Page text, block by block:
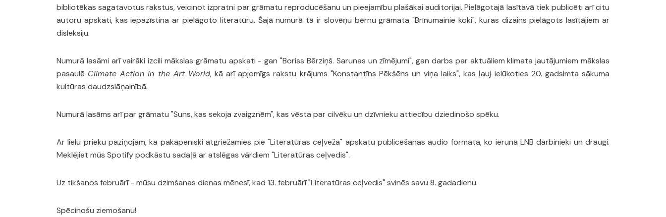
bibliotēkas sagatavotus rakstus, veicinot izpratni par grāmatu reproducēšanu un pieejamību plašākai auditorijai. Pielāgotajā lasītavā tiek publicēti arī citu
autoru apskati, kas iepazīstina ar pielāgoto literatūru. Šajā numurā tā ir slovēņu bērnu grāmata "Brīnumainie koki", kuras dizains pielāgots lasītājiem ar
disleksiju.
Numurā lasāmi arī vairāki izcili mākslas grāmatu apskati - gan "Boriss Bērziņš. Sarunas un zīmējumi", gan darbs par aktuāliem klimata jautājumiem mākslas
pasaulē Climate Action in the Art World, kā arī apjomīgs rakstu krājums "Konstantīns Pēkšēns un viņa laiks", kas ļauj ielūkoties 20. gadsimta sākuma
kultūras daudzslāņainībā.
Numurā lasāms arī par grāmatu "Suns, kas sekoja zvaigznēm", kas vēsta par cilvēku un dzīvnieku attiecību dziedinošo spēku.
Ar lielu prieku paziņojam, ka pakāpeniski atgriežamies pie "Literatūras ceļveža" apskatu publicēšanas audio formātā, ko ierunā LNB darbinieki un draugi.
Meklējiet mūs Spotify podkāstu sadaļā ar atslēgas vārdiem "Literatūras ceļvedis".
Uz tikšanos februārī - mūsu dzimšanas dienas mēnesī, kad 13. februārī "Literatūras ceļvedis" svinēs savu 8. gadadienu.
Spēcinošu ziemošanu!